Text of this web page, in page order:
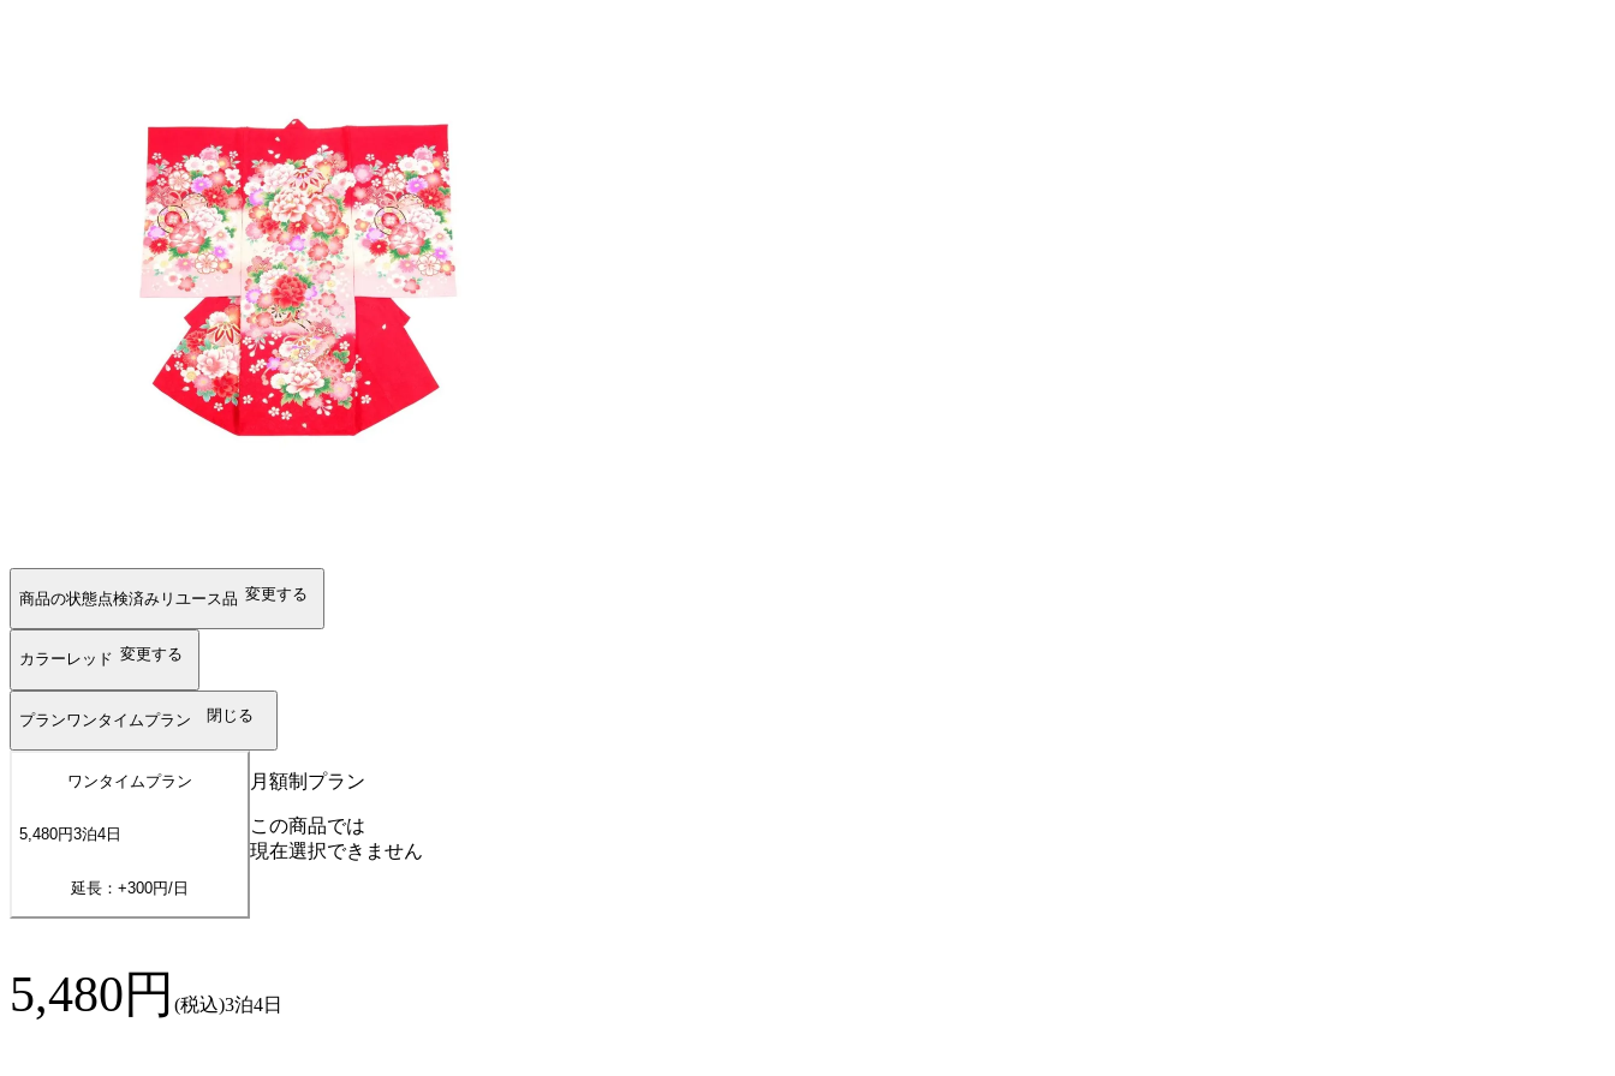
商品の状態点検済みリユース品 変更する
カラー レッド 変更する
プランワンタイムプラン 閉じる
ワンタイムプラン
5,480円3泊4 日
延長：+300円/日
月額制プラン
この商品では
現在選択できません
5,480円 (税込)3泊4日